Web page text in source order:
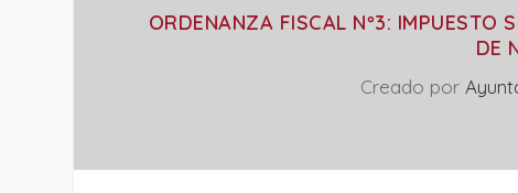
ORDENANZA FISCAL Nº3: IMPUESTO
DE
Creado por